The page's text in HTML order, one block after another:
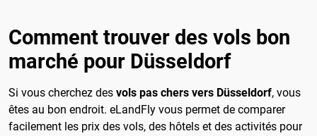
Comment trouver des vols bon
marché pour Düsseldorf
Si vous cherchez des vols pas chers vers Düsseldorf, vous
êtes au bon endroit. eLandFly vous permet de comparer
facilement les prix des vols, des hôtels et des activités pour